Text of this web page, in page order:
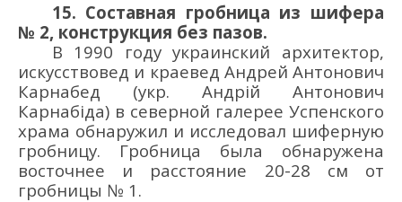
15. Составная гробница из шифера
№ 2, конструкция без пазов.
В 1990 году украинский архитектор,
искусствовед и краевед Андрей Антонович
Карнабед (укр. Андрій Антонович
Карнабіда) в северной галерее Успенского
храма обнаружил и исследовал шиферную
гробницу. Гробница была обнаружена
восточнее и расстояние 20-28 см от
гробницы № 1.